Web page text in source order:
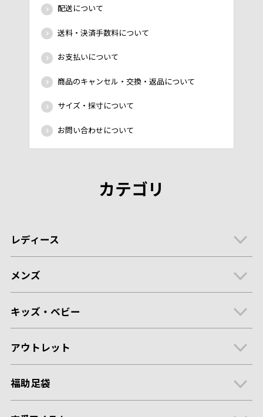
配送について
送料・決済手数料について
お支払いについて
商品のキャンセル・交換・返品について
サイズ・採寸について
お問い合わせについて
カテゴリ
レディース
メンズ
キッズ・ベビー
アウトレット
福助足袋